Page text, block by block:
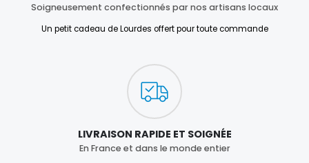
Soigneusement confectionnés par nos artisans locaux
Un petit cadeau de Lourdes offert pour toute commande
LIVRAISON RAPIDE ET SOIGNÉE
En France et dans le monde entier